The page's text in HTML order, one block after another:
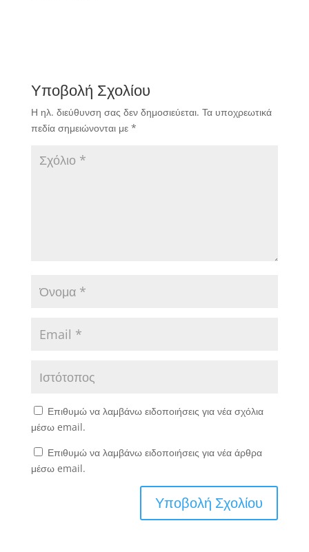
Υποβολή Σχολίου
Η ηλ. διεύθυνση σας δεν δημοσιεύεται. Τα υποχρεωτικά
πεδία σημειώνονται με *
Επιθυμώ να λαμβάνω ειδοποιήσεις για νέα σχόλια
μέσω email.
Επιθυμώ να λαμβάνω ειδοποιήσεις για νέα άρθρα
μέσω email.